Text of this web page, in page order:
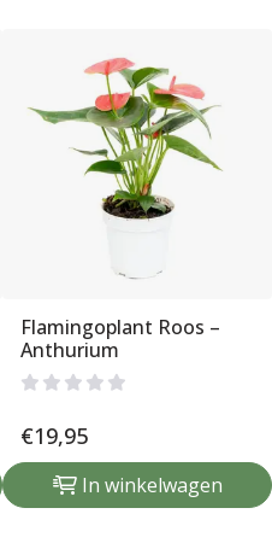
Flamingoplant Roos –
Anthurium
€19,95
In winkelwagen